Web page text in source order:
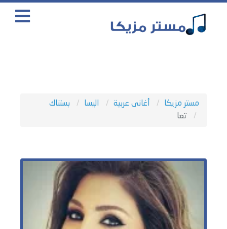
مستر مزيكا أغانى عربية اليسا
بستناك
تعا